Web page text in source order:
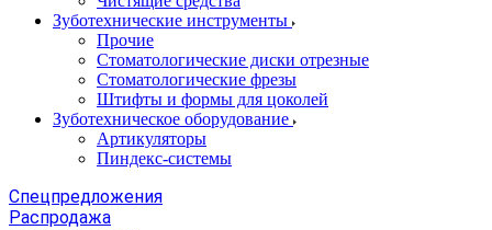
Зуботехнические инструменты
Прочие
Стоматологические диски отрезные
Стоматологические фрезы
Штифты и формы для цоколей
Зуботехническое оборудование
Артикуляторы
Пиндекс-системы
Спецпредложения
Распродажа